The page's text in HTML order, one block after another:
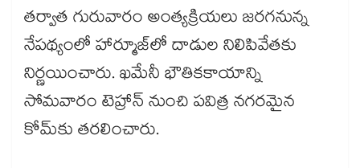
తర్వాత గురువారం అంత్యక్రియలు జరగనున్న
నేపథ్యంలో హార్మూజ్‌‌లో దాడుల నిలిపివేతకు
నిర్ణయించారు. ఖమేనీ భౌతికకాయాన్ని
సోమవారం టెహ్రాన్ నుంచి పవిత్ర నగరమైన
కోమ్‌‌కు తరలించారు.